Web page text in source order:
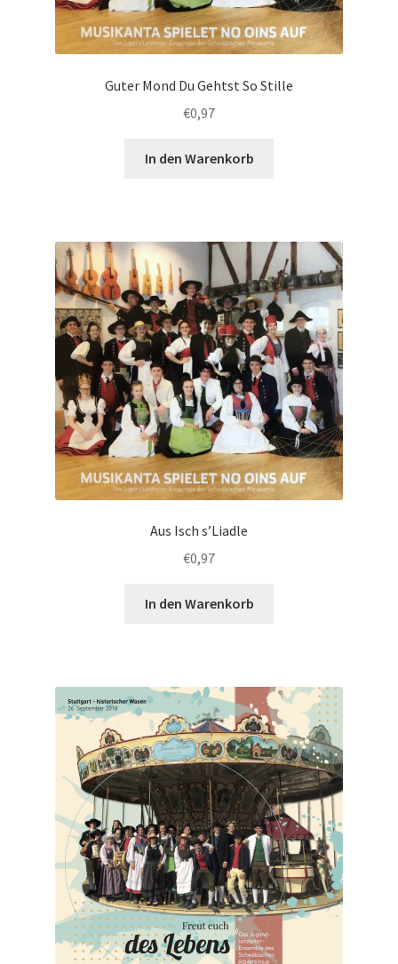
Guter Mond Du Gehtst So Stille
€0,97
In den Warenkorb
Aus Isch s’Liadle
€0,97
In den Warenkorb